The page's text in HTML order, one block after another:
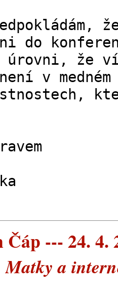
do
úrovni, že
v
Čáp --- 24. 4.
Matky a